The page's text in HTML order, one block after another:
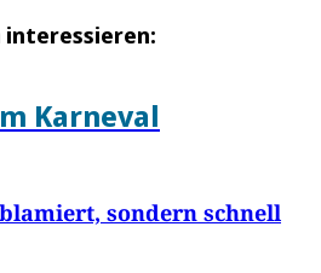
interessieren:
Karneval
sondern schnell